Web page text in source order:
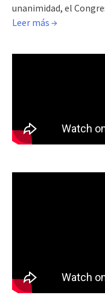
unanimidad, el
Leer más →